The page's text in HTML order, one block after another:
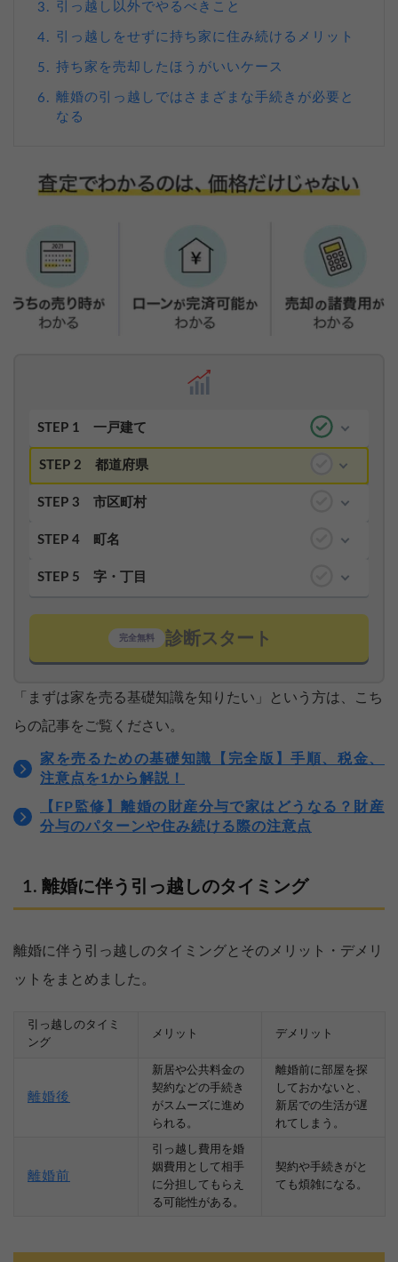
3. 引っ越し以外でやるべきこと
4. 引っ越しをせずに持ち家に住み続けるメリット
5. 持ち家を売却したほうがいいケース
6. 離婚の引っ越しではさまざまな手続きが必要と
なる
STEP 1 一戸建て
STEP 2 都道府県
STEP 3 市区町村
STEP 4 町名
STEP 5 字・丁目
完全無料 診断スタート
「まずは家を売る基礎知識を知りたい」という方は、こち
らの記事をご覧ください。
家を売るための基礎知識【完全版】手順、税金、
注意点を1から解説！
【FP監修】離婚の財産分与で家はどうなる？財産
分与のパターンや住み続ける際の注意点
離婚に伴う引っ越しのタイミング
離婚に伴う引っ越しのタイミングとそのメリット・デメリ
ットをまとめました。
引っ越しのタイミ
ング
メリット デメリット
離婚後
新居や公共料金の
契約などの手続き
がスムーズに進め
られる。
離婚前に部屋を探
しておかないと、
新居での生活が遅
れてしまう。
離婚前
引っ越し費用を婚
姻費用として相手
に分担してもらえ
る可能性がある。
契約や手続きがと
ても煩雑になる。